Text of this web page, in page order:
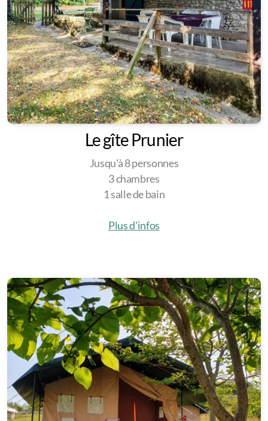
Le gîte Prunier
Jusqu'à 8 personnes
3 chambres
1 salle de bain
Plus d'infos